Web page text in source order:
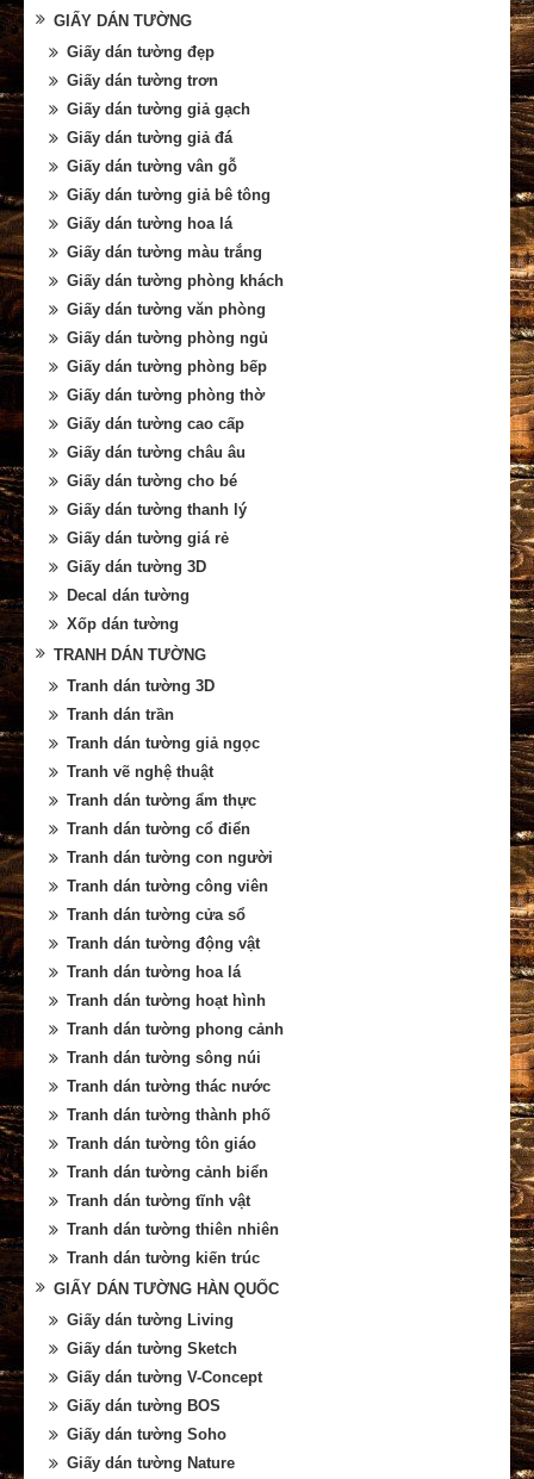
GIẤY DÁN TƯỜNG
Giấy dán tường đẹp
Giấy dán tường trơn
Giấy dán tường giả gạch
Giấy dán tường giả đá
Giấy dán tường vân gỗ
Giấy dán tường giả bê tông
Giấy dán tường hoa lá
Giấy dán tường màu trắng
Giấy dán tường phòng khách
Giấy dán tường văn phòng
Giấy dán tường phòng ngủ
Giấy dán tường phòng bếp
Giấy dán tường phòng thờ
Giấy dán tường cao cấp
Giấy dán tường châu âu
Giấy dán tường cho bé
Giấy dán tường thanh lý
Giấy dán tường giá rẻ
Giấy dán tường 3D
Decal dán tường
Xốp dán tường
TRANH DÁN TƯỜNG
Tranh dán tường 3D
Tranh dán trần
Tranh dán tường giả ngọc
Tranh vẽ nghệ thuật
Tranh dán tường ẩm thực
Tranh dán tường cổ điển
Tranh dán tường con người
Tranh dán tường công viên
Tranh dán tường cửa sổ
Tranh dán tường động vật
Tranh dán tường hoa lá
Tranh dán tường hoạt hình
Tranh dán tường phong cảnh
Tranh dán tường sông núi
Tranh dán tường thác nước
Tranh dán tường thành phố
Tranh dán tường tôn giáo
Tranh dán tường cảnh biển
Tranh dán tường tĩnh vật
Tranh dán tường thiên nhiên
Tranh dán tường kiến trúc
GIẤY DÁN TƯỜNG HÀN QUỐC
Giấy dán tường Living
Giấy dán tường Sketch
Giấy dán tường V-Concept
Giấy dán tường BOS
Giấy dán tường Soho
Giấy dán tường Nature